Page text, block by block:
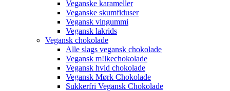
Veganske karameller
Veganske skumfiduser
Vegansk vingummi
Vegansk lakrids
Vegansk chokolade
Alle slags vegansk chokolade
Vegansk m!lkechokolade
Vegansk hvid chokolade
Vegansk Mørk Chokolade
Sukkerfri Vegansk Chokolade